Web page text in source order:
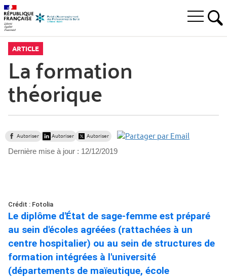
Aller
la
Aller
au
menu
Aller
au
contenu
Ouvrir
ARTICLE
La formation
théorique
Autoriser Autoriser Autoriser
Dernière mise à jour : 12/12/2019
Crédit : Fotolia
Le diplôme d'État de sage-femme est préparé
au sein d'écoles agréées (rattachées à un
centre hospitalier) ou au sein de structures de
formation intégrées à l'université
(départements de maïeutique, école